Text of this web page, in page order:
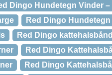
Dingo Hundetegn Vinder –
Red Dingo
Red Dingo
Red Dingo
Red Dingo